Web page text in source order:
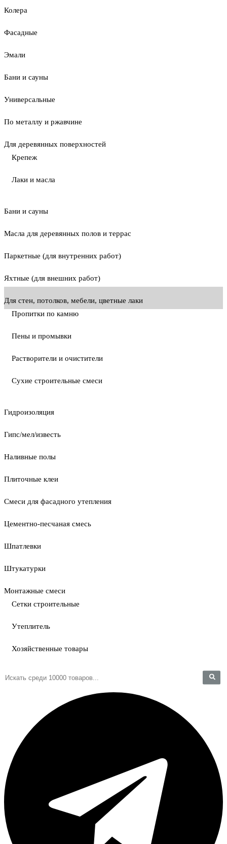
Колера
Фасадные
Эмали
Бани и сауны
Универсальные
По металлу и ржавчине
Для деревянных поверхностей
Крепеж
Лаки и масла
Бани и сауны
Масла для деревянных полов и террас
Паркетные (для внутренних работ)
Яхтные (для внешних работ)
Для стен, потолков, мебели, цветные лаки
Пропитки по камню
Пены и промывки
Растворители и очистители
Сухие строительные смеси
Гидроизоляция
Гипс/мел/известь
Наливные полы
Плиточные клеи
Смеси для фасадного утепления
Цементно-песчаная смесь
Шпатлевки
Штукатурки
Монтажные смеси
Сетки строительные
Утеплитель
Хозяйственные товары